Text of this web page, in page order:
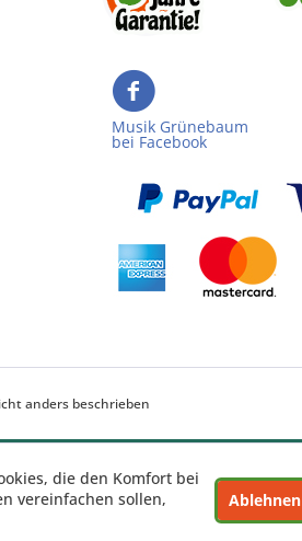
Musik Grünebaum
bei Facebook
anders beschrieben
die den Komfort bei
vereinfachen sollen,
Ablehnen